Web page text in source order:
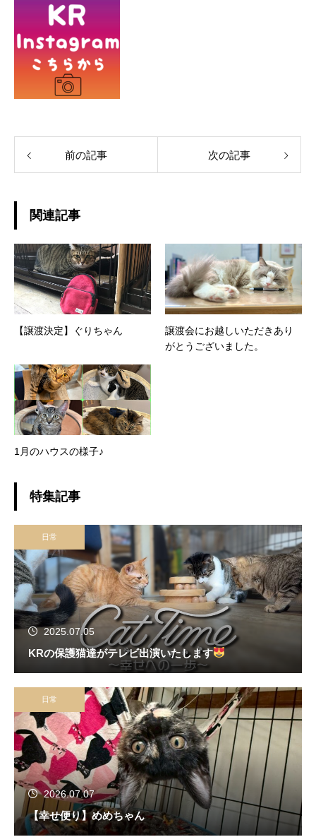
前の記事 次の記事
関連記事
【譲渡決定】ぐりちゃん
譲渡会にお越しいただきあり
がとうございました。
1月のハウスの様子♪
特集記事
日常
2025.07.05
KRの保護猫達がテレビ出演いたします
日常
2026.07.07
【幸せ便り】めめちゃん